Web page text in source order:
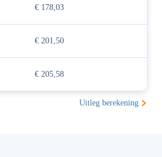
€ 178,03
€ 201,50
€ 205,58
Uitleg berekening